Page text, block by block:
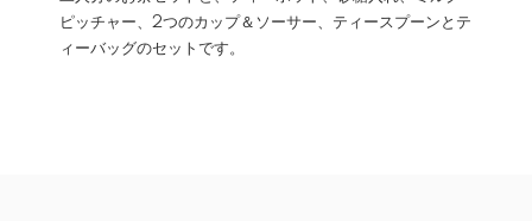
ピッチャー、2つのカップ＆ソーサー、ティースプーンとテ
ィーバッグのセットです。